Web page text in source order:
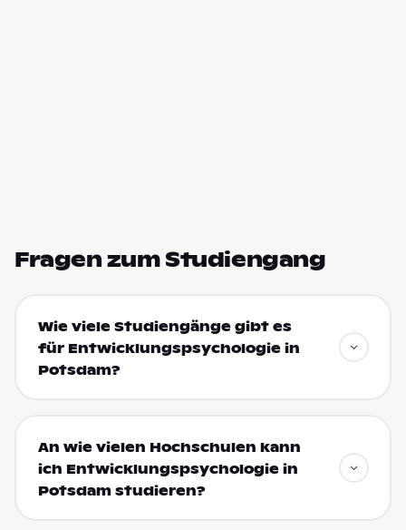
Fragen zum Studiengang
Wie viele Studiengänge gibt es
für Entwicklungspsychologie in
Potsdam?
An wie vielen Hochschulen kann
ich Entwicklungspsychologie in
Potsdam studieren?